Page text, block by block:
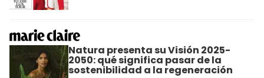
Natura presenta su Visión 2025-
2050: qué significa pasar de la
sostenibilidad a la regeneración